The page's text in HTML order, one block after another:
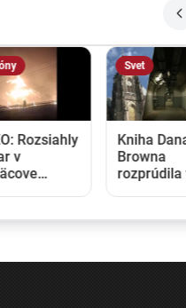
Rozsiahly
v
Svet
Kniha
Browna
rozprúdila
miesta sa